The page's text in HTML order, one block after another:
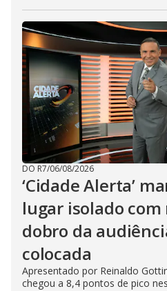
DO R7/06/08/2026
‘Cidade Alerta’
lugar isolado com
dobro da
colocada
Apresentado por Reinaldo
chegou a 8,4 pontos de pico